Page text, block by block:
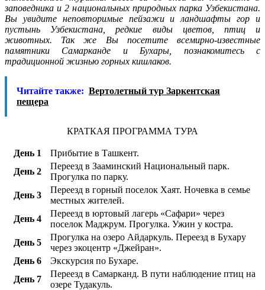
заповедника и 2 национальных природных парка Узбекистана.
Вы увидите неповторимые пейзажи и ландшафты гор и
пустынь Узбекистана, редкие виды цветов, птиц и
животных. Так же Вы посетите всемирно-известные
памятники Самарканде и Бухары, познакомитесь с
традиционной жизнью горных кишлаков.
Читайте также: Вертолетный тур Заркентская
пещера
КРАТКАЯ ПРОГРАММА ТУРА
День 1
Прибытие в Ташкент.
День 2
Переезд в Зааминский Национальный парк.
Прогулка по парку.
День 3
Переезд в горный поселок Хаят. Ночевка в семье
местных жителей.
День 4
Переезд в юртовый лагерь «Сафари» через
поселок Маджрум. Прогулка. Ужин у костра.
День 5
Прогулка на озеро Айдаркуль. Переезд в Бухару
через экоцентр «Джейран».
День 6
Экскурсия по Бухаре.
День 7
Переезд в Самарканд. В пути наблюдение птиц на
озере Тудакуль.